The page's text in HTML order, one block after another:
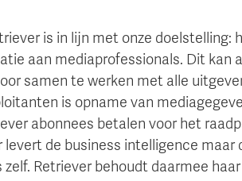
is in lijn met onze doelstelling:
aan mediaprofessionals. Dit kan
samen te werken met alle
is opname van
abonnees betalen voor het
de business intelligence maar
zelf. Retriever behoudt daarmee